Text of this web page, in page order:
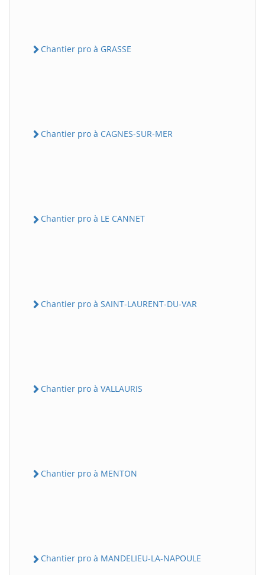
Chantier pro à GRASSE
Chantier pro à CAGNES-SUR-MER
Chantier pro à LE CANNET
Chantier pro à SAINT-LAURENT-DU-VAR
Chantier pro à VALLAURIS
Chantier pro à MENTON
Chantier pro à MANDELIEU-LA-NAPOULE